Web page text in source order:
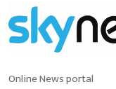
Online News portal